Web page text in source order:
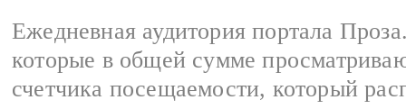
Ежедневная аудитория портала
которые в общей сумме
счетчика посещаемости, который